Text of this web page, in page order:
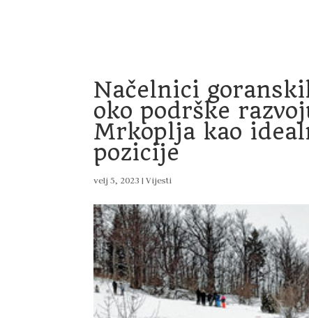
Načelnici
oko podrške
Mrkoplja kao
pozicije
velj 5, 2023 |Vijesti